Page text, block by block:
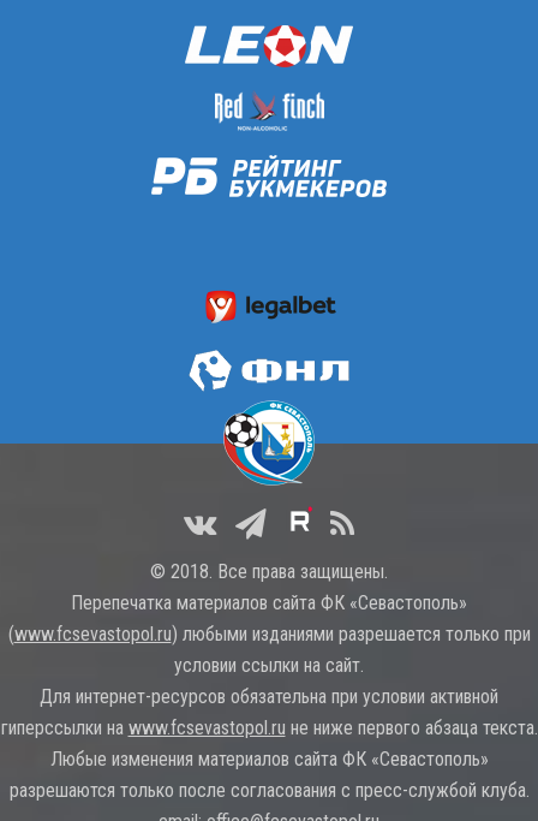
© 2018. Все права защищены.
Перепечатка материалов сайта ФК «Севастополь»
(www.fcsevastopol.ru) любыми изданиями разрешается только при
условии ссылки на сайт.
Для интернет-ресурсов обязательна при условии активной
гиперссылки на www.fcsevastopol.ru не ниже первого абзаца текста.
Любые изменения материалов сайта ФК «Севастополь»
разрешаются только после согласования с пресс-службой клуба.